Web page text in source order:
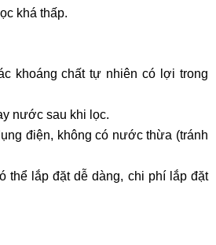
khá thấp.
khoáng chất tự nhiên có lợi trong
nước sau khi lọc.
điện, không có nước thừa (tránh
thể lắp đặt dễ dàng, chi phí lắp đặt